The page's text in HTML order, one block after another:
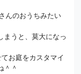
んのおうちみたい
まうと、莫大になっ
お庭をカスタマイ
＾＾